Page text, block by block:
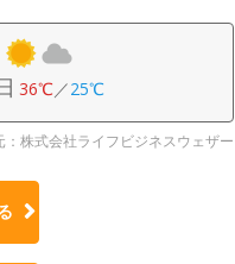
36℃／25℃
：株式会社ライフビジネスウェザー